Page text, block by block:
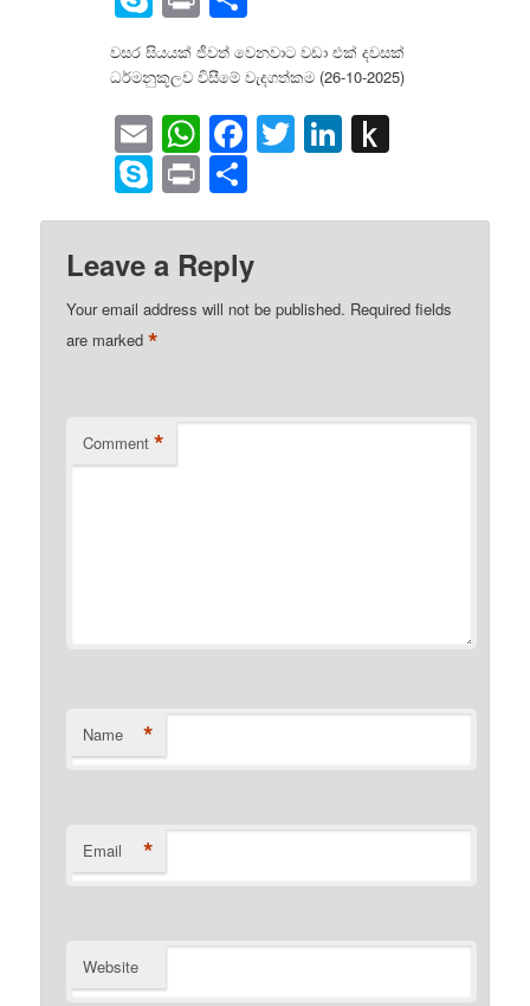
Kindle
වසර සියයක් ජීවත් වෙනවාට වඩා එක් දවසක්
ධර්මනුකූලව විසීමේ වැදගත්කම (26-10-2025)
EmailWhatsApp
Facebook
TwitterLinkedIn
Kindle
Skype
Print
Leave a Reply
Your email address will not be published. Required fields
are marked*
Comment *
Name *
Email *
Website